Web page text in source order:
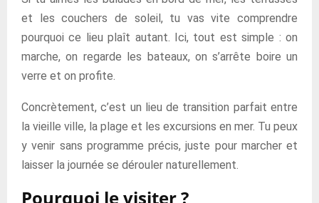
et les couchers de soleil, tu vas vite comprendre
pourquoi ce lieu plaît autant. Ici, tout est simple : on
marche, on regarde les bateaux, on s’arrête boire un
verre et on profite.
Concrètement, c’est un lieu de transition parfait entre
la vieille ville, la plage et les excursions en mer. Tu peux
y venir sans programme précis, juste pour marcher et
laisser la journée se dérouler naturellement.
Pourquoi le visiter ?